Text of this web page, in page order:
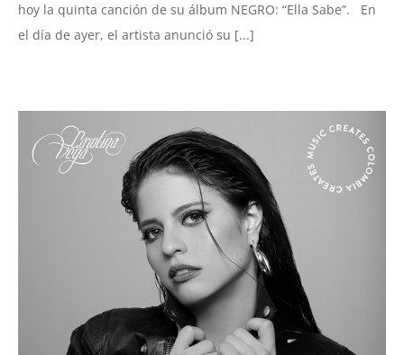
hoy la quinta canción de su álbum NEGRO: “Ella Sabe”. En
el día de ayer, el artista anunció su [...]